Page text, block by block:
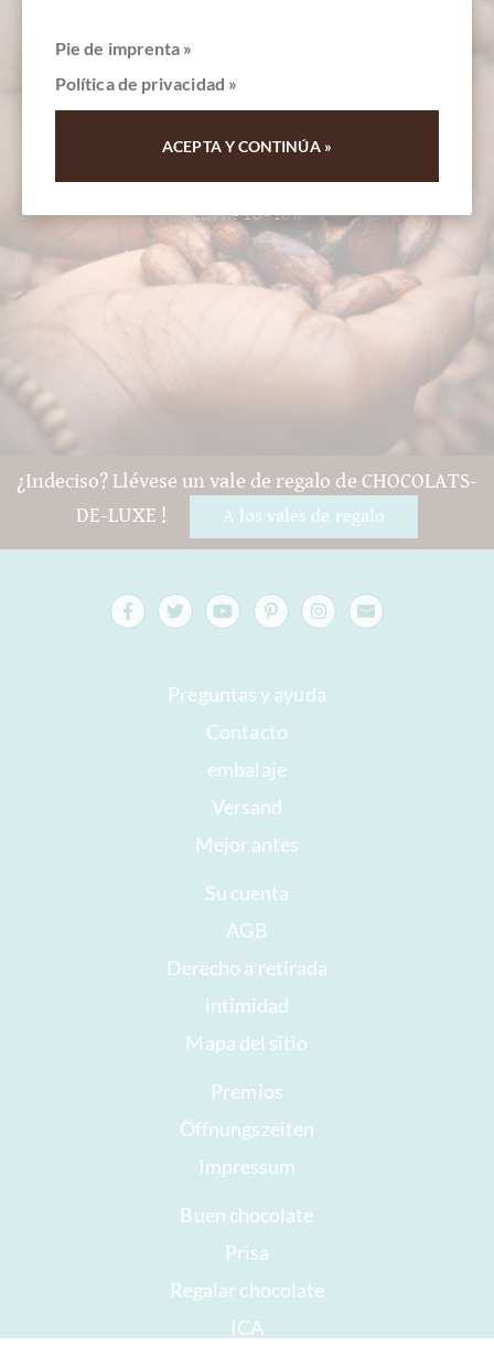
+49 - 511 - 90 88 99 84
Lun-Vie 10 - 18 h
¿Indeciso? Llévese un vale de regalo de CHOCOLATS-
DE-LUXE !
A los vales de regalo
Preguntas y ayuda
Contacto
embalaje
Versand
Mejor antes
Su cuenta
AGB
Derecho a retirada
intimidad
Mapa del sitio
Premios
Öffnungszeiten
Impressum
Buen chocolate
Prisa
Regalar chocolate
ICA
Pie de imprenta »
Política de privacidad »
ACEPTA Y CONTINÚA »